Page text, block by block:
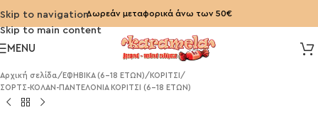
Skip to navigation
Skip to main content
Δωρεάν μεταφορικά άνω των 50€
MENU
Αρχική σελίδα/ ΕΦΗΒΙΚΑ (6-18 ΕΤΩΝ)/ ΚΟΡΙΤΣΙ /
ΣΟΡΤΣ-ΚΟΛΑΝ-ΠΑΝΤΕΛΟΝΙΑ ΚΟΡΙΤΣΙ (6-18 ΕΤΩΝ)